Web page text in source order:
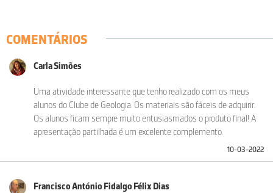
COMENTÁRIOS
Carla Simões
Uma atividade interessante que tenho realizado com os meus
alunos do Clube de Geologia. Os materiais são fáceis de adquirir.
Os alunos ficam sempre muito entusiasmados o produto final! A
apresentação partilhada é um excelente complemento.
10-03-2022
Francisco António Fidalgo Félix Dias